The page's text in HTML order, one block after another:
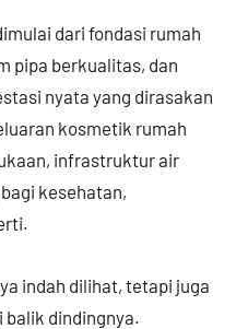
dari fondasi rumah
pipa berkualitas, dan
nyata yang dirasakan
kosmetik rumah
infrastruktur air
kesehatan,
indah dilihat, tetapi juga
balik dindingnya.